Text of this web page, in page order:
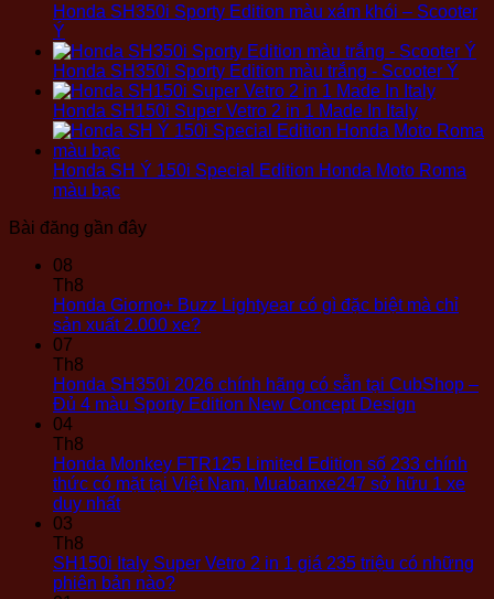
Honda SH350i Sporty Edition màu xám khói – Scooter
Ý
Honda SH350i Sporty Edition màu trắng - Scooter Ý
Honda SH150i Super Vetro 2 in 1 Made In Italy
Honda SH Ý 150i Special Edition Honda Moto Roma
màu bạc
Bài đăng gần đây
08
Th8
Honda Giorno+ Buzz Lightyear có gì đặc biệt mà chỉ
sản xuất 2.000 xe?Không
luận
ở
Buzz
Lightyear
biệt
07
Th8
Honda SH350i 2026 chính hãng có sẵn tại CubShop –
Đủ 4 màu Sporty Edition New Concept Design
luận
ở
chính
04
Th8
Honda Monkey FTR125 Limited Edition số 233 chính
thức có mặt tại Việt Nam, Muabanxe247 sở hữu 1 xe
duy nhấtKhông
luận
ở
03
Th8
SH150i Italy Super Vetro 2 in 1 giá 235 triệu có những
phiên bản nào?Không